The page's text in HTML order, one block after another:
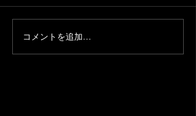
コメントを追加…